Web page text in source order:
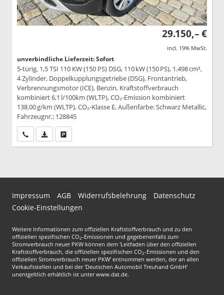
29.150,– €
incl. 19% MwSt.
unverbindliche Lieferzeit: Sofort
5-türig, 1,5 TSI 110 KW (150 PS) DSG, 110 kW (150 PS), 1.498 cm³,
4 Zylinder, Doppelkupplungsgetriebe (DSG), Frontantrieb,
Verbrennungsmotor (ICE), Benzin, Kraftstoffverbrauch
kombiniert 6,1 l/100km (WLTP), CO₂-Emission kombiniert
138.00 g/km (WLTP), CO₂-Klasse E, Außenfarbe: Schwarz Metallic,
Fahrzeugnr.: 128845
Wir rufen Sie anPDF-Datei, Fahrzeugexposé drucken
Impressum AGB Widerrufsbelehrung
Datenschutz
Cookie-Einstellungen
Weitere Informationen zum offiziellen Kraftstoffverbrauch und zu den
offiziellen spezifischen CO2-Emissionen und gegebenenfalls zum
Stromverbrauch neuer PKW können dem 'Leitfaden über den offiziellen
Kraftstoffverbrauch, die offiziellen spezifischen CO2-Emissionen und den
offiziellen Stromverbrauch neuer PKW' entnommen werden, der an allen
Verkaufsstellen und bei der 'Deutschen Automobil Treuhand GmbH'
unentgeltlich erhältlich ist unter www.dat.de.